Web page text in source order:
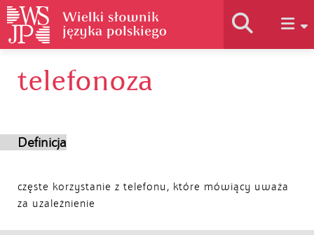
Historia słownika
telefonoza
Definicja
częste korzystanie z telefonu, które mówiący uważa
za uzależnienie